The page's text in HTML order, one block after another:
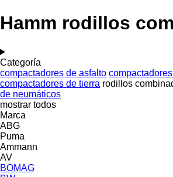
Hamm rodillos
Categoría
compactadores de asfalto
compactadores de tierra rodillos
de neumáticos
mostrar todos
Marca
ABG
Puma
Ammann
AV
BOMAG